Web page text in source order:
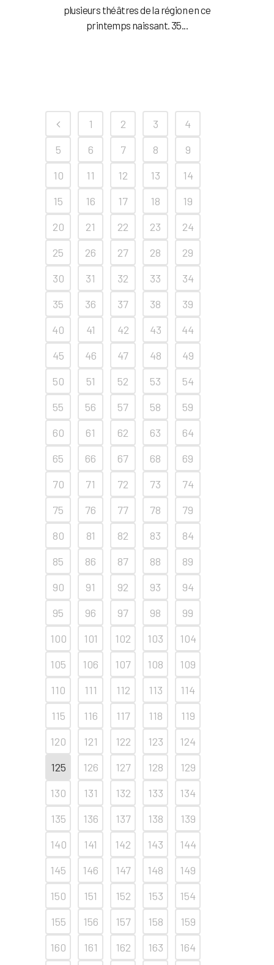
plusieurs théâtres de la région en ce
printemps naissant. 35...
1 2 3
4
5
6 7 8
9
10
11 12 13
14
15
16 17 18
19
20
21 22 23
24
25
26 27 28
29
30
31 32 33
34
35
36 37 38
39
40
41 42 43
44
45
46 47 48
49
50
51 52 53
54
55
56 57 58
59
60
61 62 63
64
65
66 67 68
69
70
71 72 73
74
75
76 77 78
79
80
81 82 83
84
85
86 87 88
89
90
91 92 93
94
95
96 97 98
99
100
101 102 103
104
105
106 107 108
109
110
111 112 113
114
115
116 117 118
119
120
121 122 123
124
125
126 127 128
129
130
131 132 133
134
135
136 137 138
139
140
141 142 143
144
145
146 147 148
149
150
151 152 153
154
155
156 157 158
159
160
161 162 163
164